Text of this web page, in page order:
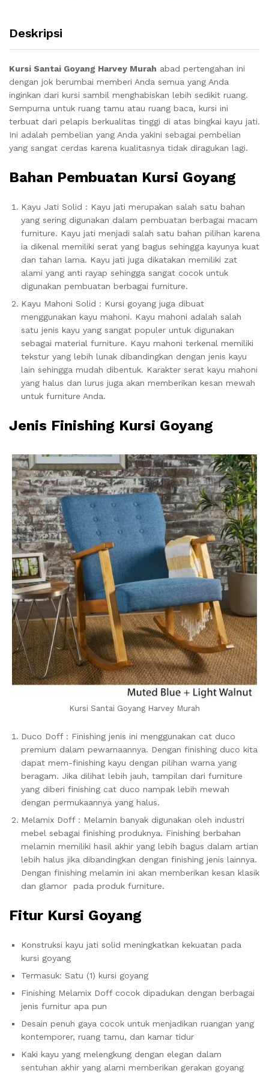
Deskripsi
Kursi Santai Goyang Harvey Murah abad pertengahan ini
dengan jok berumbai memberi Anda semua yang Anda
inginkan dari kursi sambil menghabiskan lebih sedikit ruang.
Sempurna untuk ruang tamu atau ruang baca, kursi ini
terbuat dari pelapis berkualitas tinggi di atas bingkai kayu jati.
Ini adalah pembelian yang Anda yakini sebagai pembelian
yang sangat cerdas karena kualitasnya tidak diragukan lagi.
Bahan Pembuatan Kursi Goyang
Kayu Jati Solid : Kayu jati merupakan salah satu bahan
yang sering digunakan dalam pembuatan berbagai macam
furniture. Kayu jati menjadi salah satu bahan pilihan karena
ia dikenal memiliki serat yang bagus sehingga kayunya kuat
dan tahan lama. Kayu jati juga dikatakan memiliki zat
alami yang anti rayap sehingga sangat cocok untuk
digunakan pembuatan berbagai furniture.
Kayu Mahoni Solid : Kursi goyang juga dibuat
menggunakan kayu mahoni. Kayu mahoni adalah salah
satu jenis kayu yang sangat populer untuk digunakan
sebagai material furniture. Kayu mahoni terkenal memiliki
tekstur yang lebih lunak dibandingkan dengan jenis kayu
lain sehingga mudah dibentuk. Karakter serat kayu mahoni
yang halus dan lurus juga akan memberikan kesan mewah
untuk furniture Anda.
Jenis Finishing Kursi Goyang
Kursi Santai Goyang Harvey Murah
Duco Doff : Finishing jenis ini menggunakan cat duco
premium dalam pewarnaannya. Dengan finishing duco kita
dapat mem-finishing kayu dengan pilihan warna yang
beragam. Jika dilihat lebih jauh, tampilan dari furniture
yang diberi finishing cat duco nampak lebih mewah
dengan permukaannya yang halus.
Melamix Doff : Melamin banyak digunakan oleh industri
mebel sebagai finishing produknya. Finishing berbahan
melamin memiliki hasil akhir yang lebih bagus dalam artian
lebih halus jika dibandingkan dengan finishing jenis lainnya.
Dengan finishing melamin ini akan memberikan kesan klasik
dan glamor pada produk furniture.
Fitur Kursi Goyang
Konstruksi kayu jati solid meningkatkan kekuatan pada
kursi goyang
Termasuk: Satu (1) kursi goyang
Finishing Melamix Doff cocok dipadukan dengan berbagai
jenis furnitur apa pun
Desain penuh gaya cocok untuk menjadikan ruangan yang
kontemporer, ruang tamu, dan kamar tidur
Kaki kayu yang melengkung dengan elegan dalam
sentuhan akhir yang alami memberikan gerakan goyang